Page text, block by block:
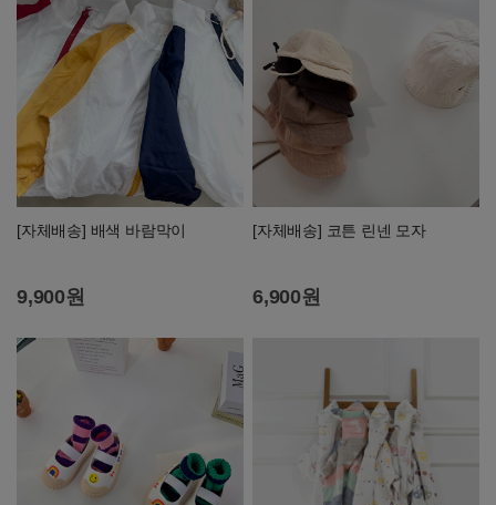
[자체배송] 배색 바람막이
9,900원
[자체배송] 코튼 린넨 모자
6,900원